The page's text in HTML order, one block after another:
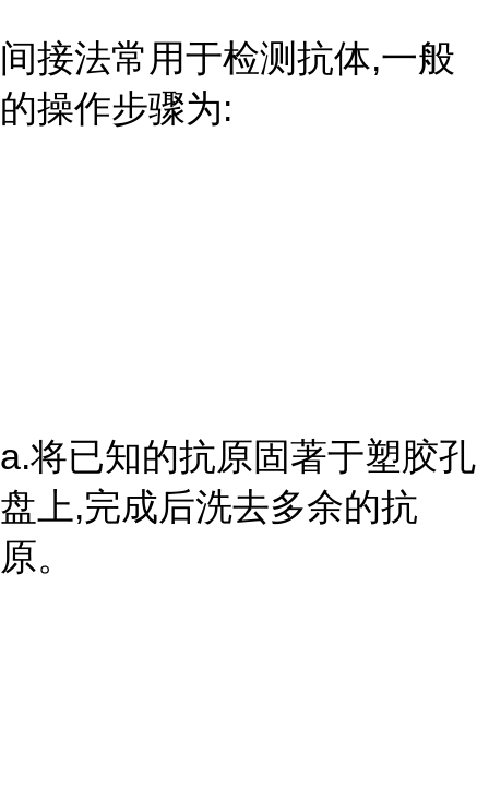
间接法常用于检测抗体,一般
的操作步骤为:
a.将已知的抗原固著于塑胶孔
盘上,完成后洗去多余的抗
原。